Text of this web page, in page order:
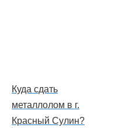
Куда сдать
металлолом в г.
Красный Сулин?